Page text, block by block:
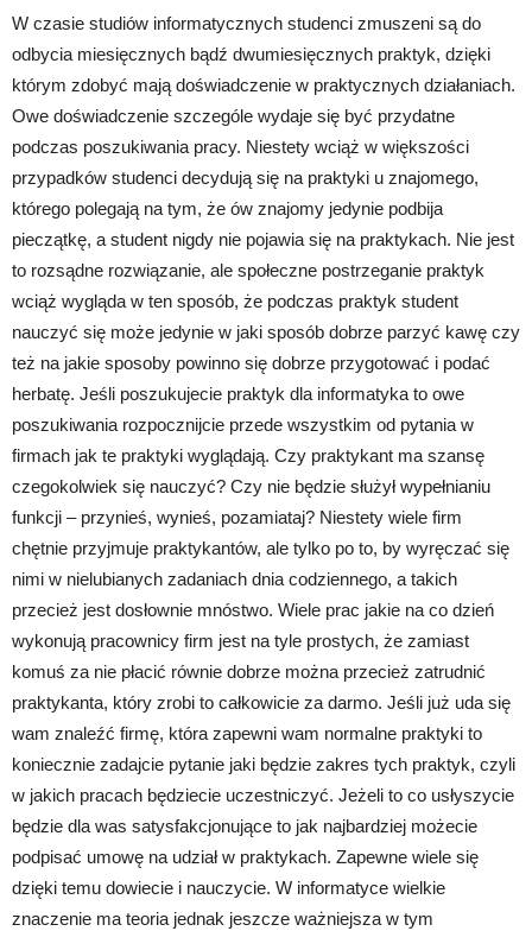
W czasie studiów informatycznych studenci zmuszeni są do
odbycia miesięcznych bądź dwumiesięcznych praktyk, dzięki
którym zdobyć mają doświadczenie w praktycznych działaniach.
Owe doświadczenie szczególe wydaje się być przydatne
podczas poszukiwania pracy. Niestety wciąż w większości
przypadków studenci decydują się na praktyki u znajomego,
którego polegają na tym, że ów znajomy jedynie podbija
pieczątkę, a student nigdy nie pojawia się na praktykach. Nie jest
to rozsądne rozwiązanie, ale społeczne postrzeganie praktyk
wciąż wygląda w ten sposób, że podczas praktyk student
nauczyć się może jedynie w jaki sposób dobrze parzyć kawę czy
też na jakie sposoby powinno się dobrze przygotować i podać
herbatę. Jeśli poszukujecie praktyk dla informatyka to owe
poszukiwania rozpocznijcie przede wszystkim od pytania w
firmach jak te praktyki wyglądają. Czy praktykant ma szansę
czegokolwiek się nauczyć? Czy nie będzie służył wypełnianiu
funkcji – przynieś, wynieś, pozamiataj? Niestety wiele firm
chętnie przyjmuje praktykantów, ale tylko po to, by wyręczać się
nimi w nielubianych zadaniach dnia codziennego, a takich
przecież jest dosłownie mnóstwo. Wiele prac jakie na co dzień
wykonują pracownicy firm jest na tyle prostych, że zamiast
komuś za nie płacić równie dobrze można przecież zatrudnić
praktykanta, który zrobi to całkowicie za darmo. Jeśli już uda się
wam znaleźć firmę, która zapewni wam normalne praktyki to
koniecznie zadajcie pytanie jaki będzie zakres tych praktyk, czyli
w jakich pracach będziecie uczestniczyć. Jeżeli to co usłyszycie
będzie dla was satysfakcjonujące to jak najbardziej możecie
podpisać umowę na udział w praktykach. Zapewne wiele się
dzięki temu dowiecie i nauczycie. W informatyce wielkie
znaczenie ma teoria jednak jeszcze ważniejsza w tym